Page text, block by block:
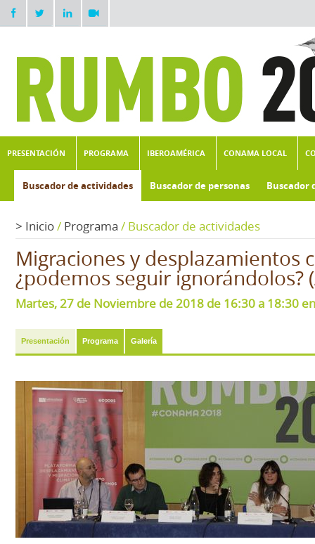
PRESENTACIÓN PROGRAMA IBEROAMÉRICA CONAMA LOCAL
Buscador de actividades Buscador de personas Buscador
> Inicio/ Programa / Buscador de actividades
Migraciones y desplazamientos
¿podemos seguir ignorándolos?
Martes, 27 de Noviembre de 2018 de 16:30 a 18:30
Presentación Programa Galería